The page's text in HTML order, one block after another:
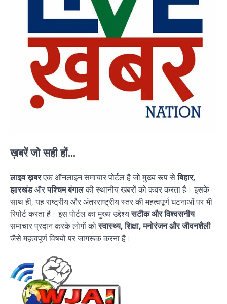
ख़बरें जो सही हों...
लाइव ख़बरएक ऑनलाइन समाचार पोर्टल है जो मुख्य रूप सेबिहार,
झारखंडऔरपश्चिम बंगालकी स्थानीय खबरों को कवर करता है। इसके
साथ ही, यह राष्ट्रीय और अंतरराष्ट्रीय स्तर की महत्वपूर्ण घटनाओं पर भी
रिपोर्ट करता है। इस पोर्टल का मुख्य उद्देश्यसटीक और विश्वसनीय
समाचार प्रदान करके लोगों कोस्वास्थ्य, शिक्षा, मनोरंजन और जीवनशैली
जैसे महत्वपूर्ण विषयों पर जागरूक करना है।